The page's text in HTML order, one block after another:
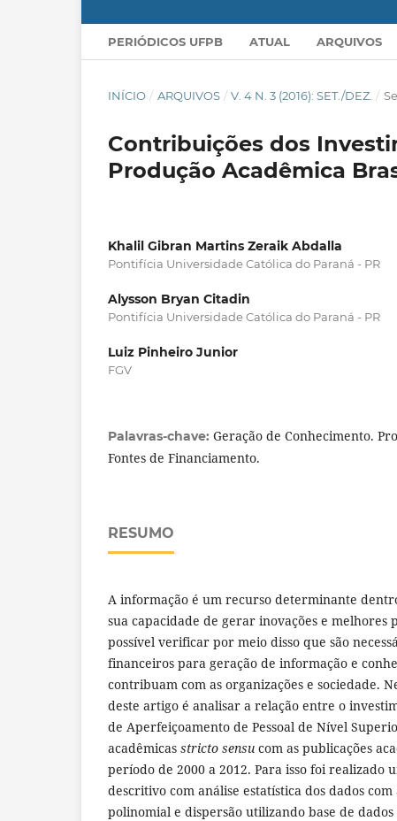
PERIÓDICOS UFPB ATUAL ARQUIVOS
INÍCIO / ARQUIVOS / V. 4 N. 3 (2016): SET./DEZ. /
Contribuições dos
Produção Acadêmica
Khalil Gibran Martins Zeraik Abdalla
Pontifícia Universidade Católica do Paraná - PR
Alysson Bryan Citadin
Pontifícia Universidade Católica do Paraná - PR
Luiz Pinheiro Junior
FGV
Palavras-chave: Geração de Conhecimento.
Fontes de Financiamento.
RESUMO
A informação é um recurso determinante
sua capacidade de gerar inovações e melhores
possível verificar por meio disso que são
financeiros para geração de informação e
contribuam com as organizações e sociedade.
deste artigo é analisar a relação entre o
de Aperfeiçoamento de Pessoal de Nível
acadêmicas stricto sensu com as publicações
período de 2000 a 2012. Para isso foi realizado
descritivo com análise estatística dos dados
polinomial e dispersão utilizando base de dados